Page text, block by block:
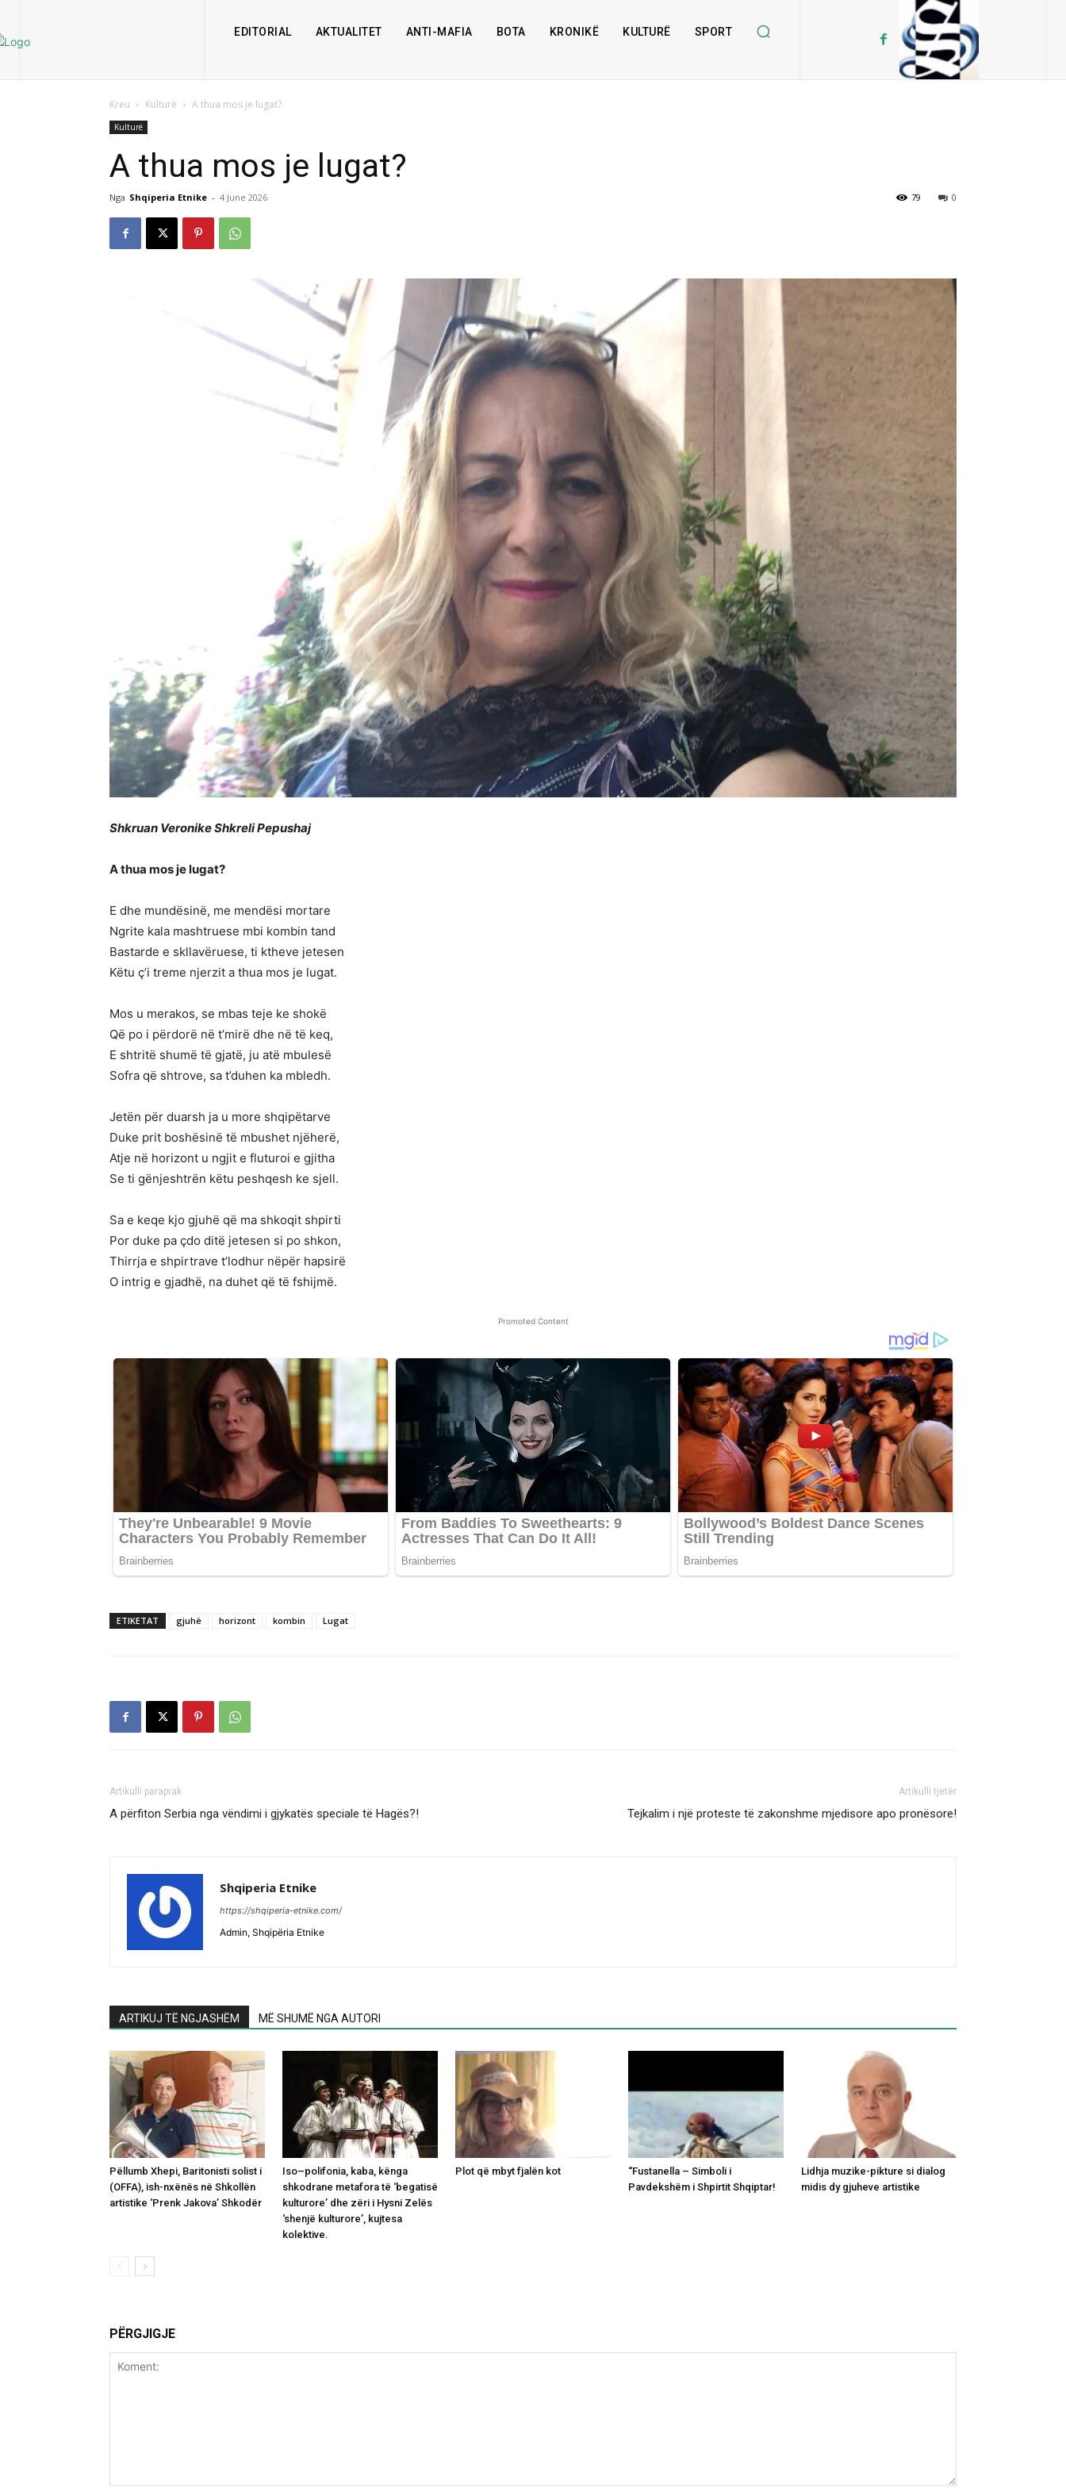
EDITORIAL AKTUALITET ANTI-MAFIA BOTA KRONIKË KULTURË SPORT
Kreu Kulturë A thua mos je lugat?
Kulturë
A thua mos je lugat?
Nga Shqiperia Etnike - 4 June 2026 0
79
Shkruan Veronike Shkreli Pepushaj
A thua mos je lugat?
E dhe mundësinë, me mendësi mortare
Ngrite kala mashtruese mbi kombin tand
Bastarde e skllavëruese, ti ktheve jetesen
Këtu ç’i treme njerzit a thua mos je lugat.
Mos u merakos, se mbas teje ke shokë
Që po i përdorë në t’mirë dhe në të keq,
E shtritë shumë të gjatë, ju atë mbulesë
Sofra që shtrove, sa t’duhen ka mbledh.
Jetën për duarsh ja u more shqipëtarve
Duke prit boshësinë të mbushet njëherë,
Atje në horizont u ngjit e fluturoi e gjitha
Se ti gënjeshtrën këtu peshqesh ke sjell.
Sa e keqe kjo gjuhë që ma shkoqit shpirti
Por duke pa çdo ditë jetesen si po shkon,
Thirrja e shpirtrave t’lodhur nëpër hapsirë
O intrig e gjadhë, na duhet që të fshijmë.
Promoted Content
ETIKETAT gjuhë horizont kombin Lugat
Artikulli paraprak
A përfiton Serbia nga vëndimi i gjykatës speciale të Hagës?!
Artikulli tjetër
Tejkalim i një proteste të zakonshme mjedisore apo pronësore!
Shqiperia Etnike
https://shqiperia-etnike.com/
Admin, Shqipëria Etnike
ARTIKUJ TË NGJASHËM MË SHUMË NGA AUTORI
Pëllumb Xhepi, Baritonisti solist i
(OFFA), ish-nxënës në Shkollën
artistike ‘Prenk Jakova’ Shkodër
Iso–polifonia, kaba, kënga
shkodrane metafora të ‘begatisë
kulturore’ dhe zëri i Hysni Zelës
‘shenjë kulturore’, kujtesa
kolektive.
Plot që mbyt fjalën kot
“Fustanella – Simboli i
Pavdekshëm i Shpirtit Shqiptar!
Lidhja muzike-pikture si dialog
midis dy gjuheve artistike
PËRGJIGJE